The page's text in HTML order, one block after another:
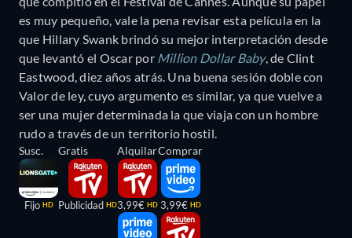
es muy pequeño, vale la pena revisar esta película en la
que Hillary Swank brindó su mejor interpretación desde
que levantó el Oscar por Million Dollar Baby, de Clint
Eastwood, diez años atrás. Una buena sesión doble con
Valor de ley, cuyo argumento es similar, ya que vuelve a
ser una mujer determinada la que viaja con un hombre
rudo a través de un territorio hostil.
Susc.
Fijo HD
Gratis
Publicidad HD
Alquilar
3,99€ HD
Comprar
3,99€ HD